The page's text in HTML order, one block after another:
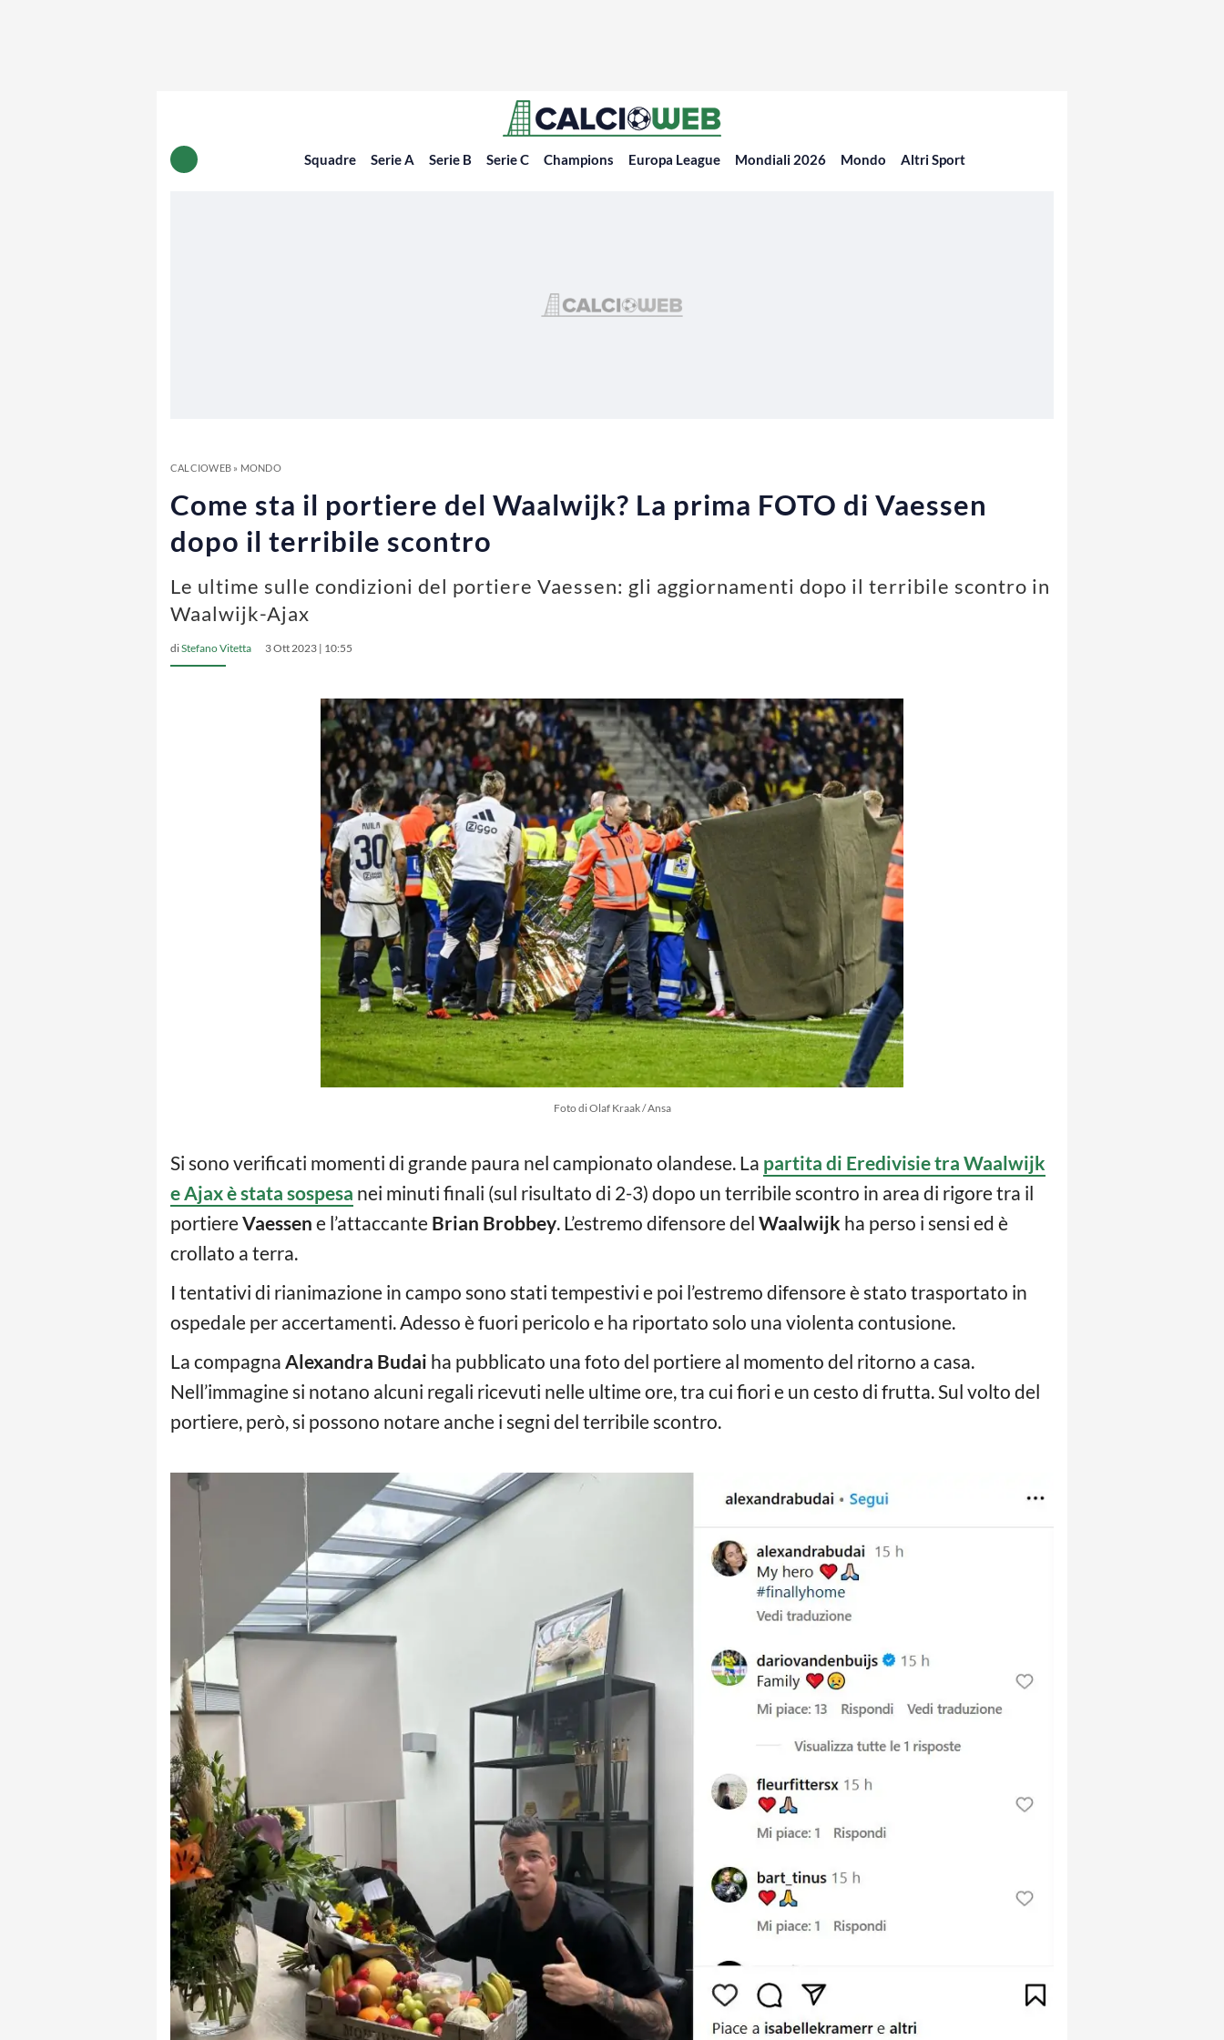
Squadre Serie A Serie B Serie C Champions Europa League Mondiali 2026 Mondo Altri Sport
CALCIOWEB» MONDO
Come sta il portiere del Waalwijk? La prima FOTO di Vaessen
dopo il terribile scontro
Le ultime sulle condizioni del portiere Vaessen: gli aggiornamenti dopo il terribile scontro in
Waalwijk-Ajax
diStefano Vitetta 3 Ott 2023 | 10:55
Foto di Olaf Kraak / Ansa
Si sono verificati momenti di grande paura nel campionato olandese. La partita di Eredivisie tra Waalwijk
e Ajax è stata sospesa nei minuti finali (sul risultato di 2-3) dopo un terribile scontro in area di rigore tra il
portiereVaessen e l’attaccante Brian Brobbey. L’estremo difensore del Waalwijk ha perso i sensi ed è
crollato a terra.
I tentativi di rianimazione in campo sono stati tempestivi e poi l’estremo difensore è stato trasportato in
ospedale per accertamenti. Adesso è fuori pericolo e ha riportato solo una violenta contusione.
La compagna Alexandra Budai ha pubblicato una foto del portiere al momento del ritorno a casa.
Nell’immagine si notano alcuni regali ricevuti nelle ultime ore, tra cui fiori e un cesto di frutta. Sul volto del
portiere, però, si possono notare anche i segni del terribile scontro.